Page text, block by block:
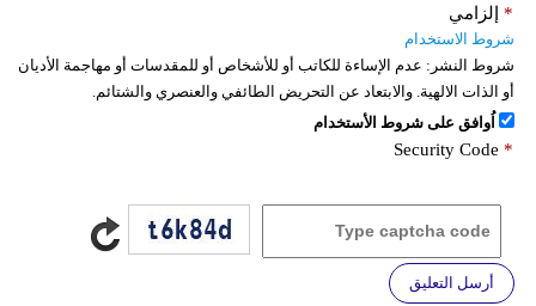
إلزامي *
شروط الاستخدام
شروط النشر: عدم الإساءة للكاتب أو للأشخاص أو للمقدسات أو مهاجمة الأديان
أو الذات الالهية. والابتعاد عن التحريض الطائفي والعنصري والشتائم.
اُوافق على شروط الأستخدام
Security Code *
أرسل التعليق